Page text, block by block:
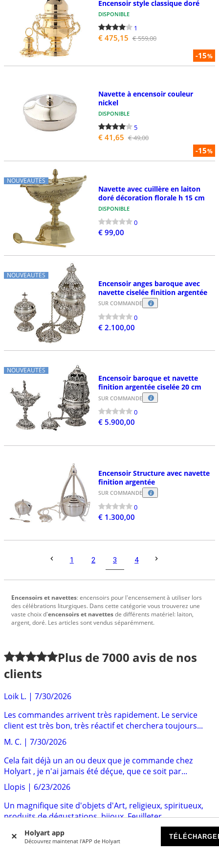
Holyart app
Découvrez maintenat l'APP de Holyart
-15%
Encensoir style classique doré
DISPONIBLE
1
€ 475,15 € 559,00
-15%
Navette à encensoir couleur
nickel
DISPONIBLE
5
€ 41,65 € 49,00
NOUVEAUTÉS
Navette avec cuillère en laiton
doré décoration florale h 15 cm
DISPONIBLE
0
€ 99,00
NOUVEAUTÉS
Encensoir anges baroque avec
navette ciselée finition argentée
SUR COMMANDE
0
€ 2.100,00
NOUVEAUTÉS
Encensoir baroque et navette
finition argentée ciselée 20 cm
SUR COMMANDE
0
€ 5.900,00
Encensoir Structure avec navette
finition argentée
SUR COMMANDE
0
€ 1.300,00
1 2 3 4
Encensoirs et navettes: encensoirs pour l'encensement à utiliser lors
des célébrations liturgiques. Dans cette catégorie vous trouverez une
vaste choix d'encensoirs et navettesde différents matériel: laiton,
argent, doré. Les articles sont vendus séparémment.
Plus de7000 avis de nos
clients
Loik L. | 7/30/2026
Les commandes arrivent très rapidement. Le service
client est très bon, très réactif et cherchera toujours...
M. C. | 7/30/2026
Cela fait déjà un an ou deux que je commande chez
Holyart , je n'ai jamais été déçue, que ce soit par...
Llopis | 6/23/2026
Un magnifique site d'objets d'Art, religieux, spiritueux,
produits de dégustations, bijoux. Feuilleter...
Sten
|6/12/2026